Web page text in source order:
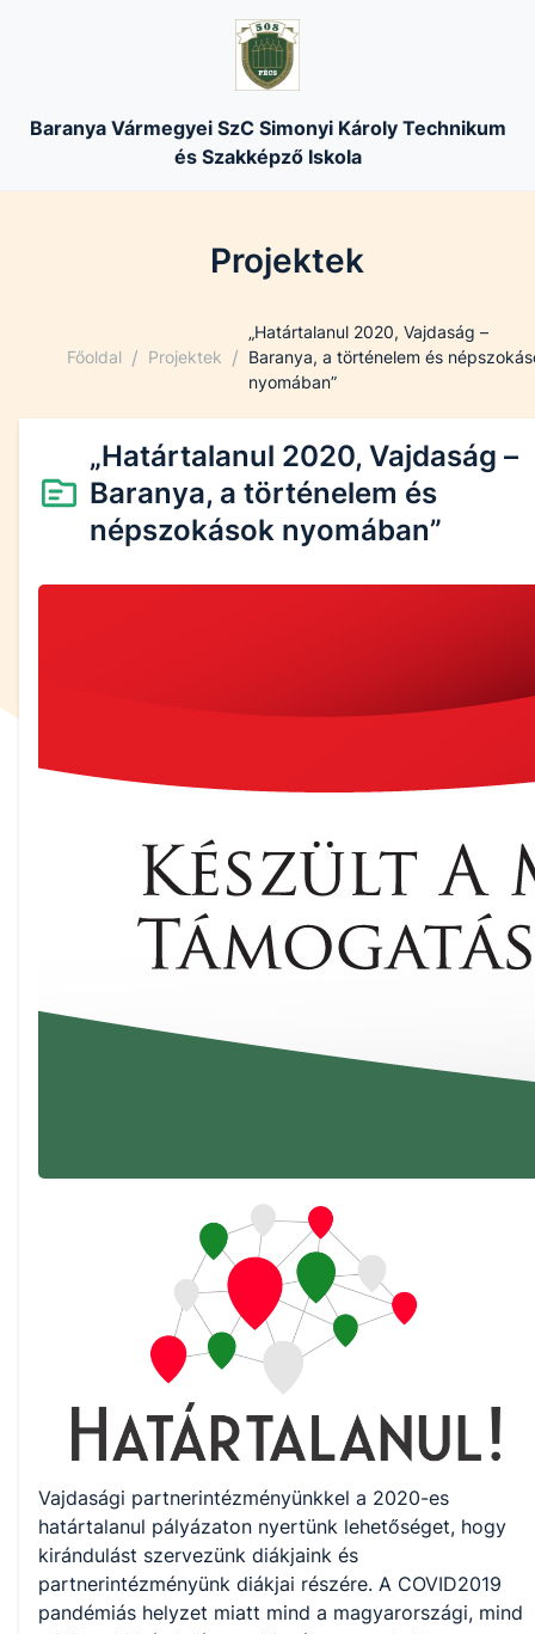
Baranya Vármegyei SzC Simonyi Károly Technikum
és Szakképző Iskola
Projektek
Főoldal / Projektek /
„Határtalanul 2020, Vajdaság –
Baranya, a történelem és
nyomában”
„Határtalanul 2020, Vajdaság –
Baranya, a történelem és
népszokások nyomában”
Vajdasági partnerintézményünkkel a 2020-es
határtalanul pályázaton nyertünk lehetőséget, hogy
kirándulást szervezünk diákjaink és
partnerintézményünk diákjai részére. A COVID2019
pandémiás helyzet miatt mind a magyarországi, mind